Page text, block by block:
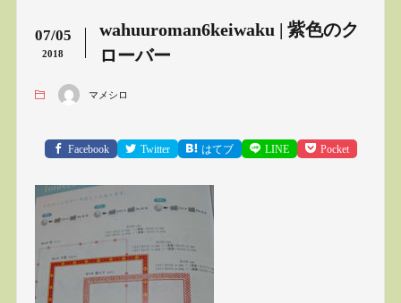
07/05
2018
wahuuroman6keiwaku | 紫色のク
ローバー
マメシロ
Facebook Twitter はてブ LINE Pocket